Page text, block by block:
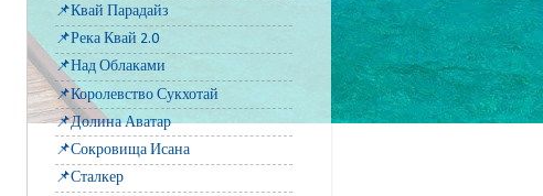
📌Квай Парадайз
📌Река Квай 2.0
📌Над Облаками
📌Королевство Сукхотай
📌Долина Аватар
📌Сокровища Исана
📌Сталкер